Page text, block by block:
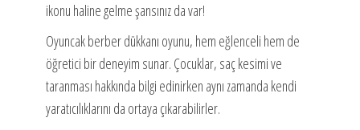
ikonu haline gelme şansınız da var!
Oyuncak berber dükkanı oyunu, hem eğlenceli hem de
öğretici bir deneyim sunar. Çocuklar, saç kesimi ve
taranması hakkında bilgi edinirken aynı zamanda kendi
yaratıcılıklarını da ortaya çıkarabilirler.